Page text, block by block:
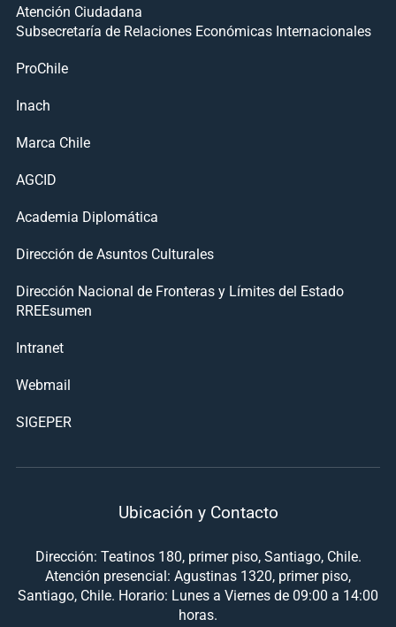
Atención Ciudadana
Subsecretaría de Relaciones Económicas Internacionales
ProChile
Inach
Marca Chile
AGCID
Academia Diplomática
Dirección de Asuntos Culturales
Dirección Nacional de Fronteras y Límites del Estado
RREEsumen
Intranet
Webmail
SIGEPER
Ubicación y Contacto
Dirección: Teatinos 180, primer piso, Santiago, Chile.
Atención presencial: Agustinas 1320, primer piso,
Santiago, Chile. Horario: Lunes a Viernes de 09:00 a 14:00
horas.